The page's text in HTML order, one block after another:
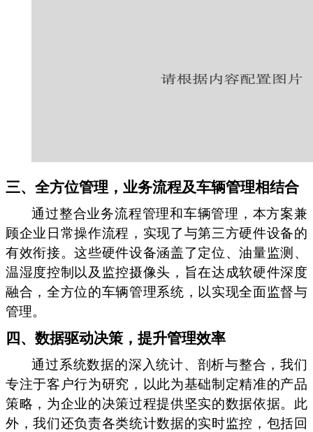
三、全方位管理，业务流程及车辆管理相结合
通过整合业务流程管理和车辆管理，本方案兼
顾企业日常操作流程，实现了与第三方硬件设备的
有效衔接。这些硬件设备涵盖了定位、油量监测、
温湿度控制以及监控摄像头，旨在达成软硬件深度
融合，全方位的车辆管理系统，以实现全面监督与
管理。
四、数据驱动决策，提升管理效率
通过系统数据的深入统计、剖析与整合，我们
专注于客户行为研究，以此为基础制定精准的产品
策略，为企业的决策过程提供坚实的数据依据。此
外，我们还负责各类统计数据的实时监控，包括回